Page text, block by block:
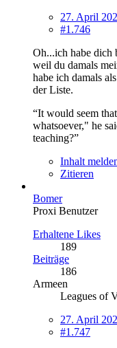
27. April
#1.746
Oh...ich habe dich
weil du damals
habe ich damals
der Liste.
“It would seem
whatsoever," he
teaching?”
Inhalt
Zitieren
Bomer
Proxi Benutzer
Erhaltene Likes
189
Beiträge
186
Armeen
Leagues of
27. April
#1.747